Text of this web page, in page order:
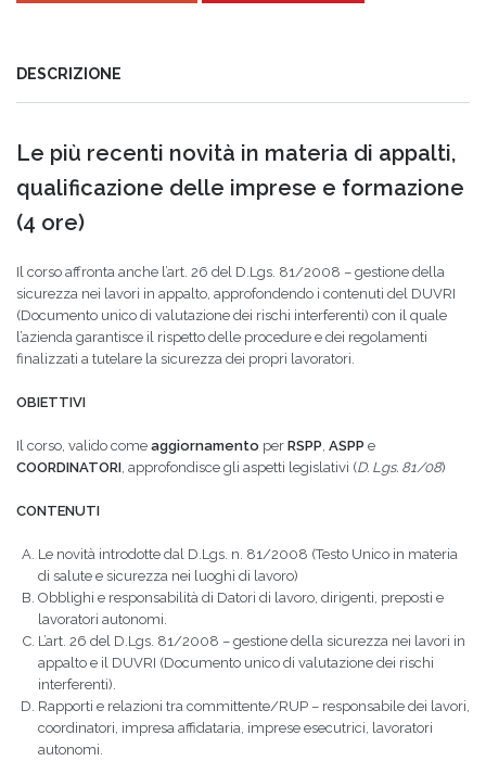
DESCRIZIONE
Le più recenti novità in materia di appalti,
qualificazione delle imprese e formazione
(4 ore)
Il corso affronta anche l’art. 26 del D.Lgs. 81/2008 – gestione della
sicurezza nei lavori in appalto, approfondendo i contenuti del DUVRI
(Documento unico di valutazione dei rischi interferenti) con il quale
l’azienda garantisce il rispetto delle procedure e dei regolamenti
finalizzati a tutelare la sicurezza dei propri lavoratori.
OBIETTIVI
Il corso, valido come aggiornamento per RSPP ASPP e
COORDINATORI , approfondisce gli aspetti legislativi (D. Lgs. 81/08)
CONTENUTI
Le novità introdotte dal D.Lgs. n. 81/2008 (Testo Unico in materia
di salute e sicurezza nei luoghi di lavoro)
Obblighi e responsabilità di Datori di lavoro, dirigenti, preposti e
lavoratori autonomi.
L’art. 26 del D.Lgs. 81/2008 – gestione della sicurezza nei lavori in
appalto e il DUVRI (Documento unico di valutazione dei rischi
interferenti).
Rapporti e relazioni tra committente/RUP – responsabile dei lavori,
coordinatori, impresa affidataria, imprese esecutrici, lavoratori
autonomi.